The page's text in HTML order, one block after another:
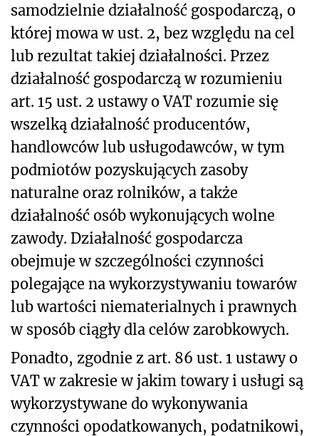
samodzielnie działalność gospodarczą, o
której mowa w ust. 2, bez względu na cel
lub rezultat takiej działalności. Przez
działalność gospodarczą w rozumieniu
art. 15 ust. 2 ustawy o VAT rozumie się
wszelką działalność producentów,
handlowców lub usługodawców, w tym
podmiotów pozyskujących zasoby
naturalne oraz rolników, a także
działalność osób wykonujących wolne
zawody. Działalność gospodarcza
obejmuje w szczególności czynności
polegające na wykorzystywaniu towarów
lub wartości niematerialnych i prawnych
w sposób ciągły dla celów zarobkowych.
Ponadto, zgodnie z art. 86 ust. 1 ustawy o
VAT w zakresie w jakim towary i usługi są
wykorzystywane do wykonywania
czynności opodatkowanych, podatnikowi,